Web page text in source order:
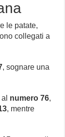
le patate,
collegati a
, sognare una
numero 76,
, mentre